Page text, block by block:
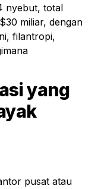
nyebut, total
miliar, dengan
filantropi,
yang
pusat atau